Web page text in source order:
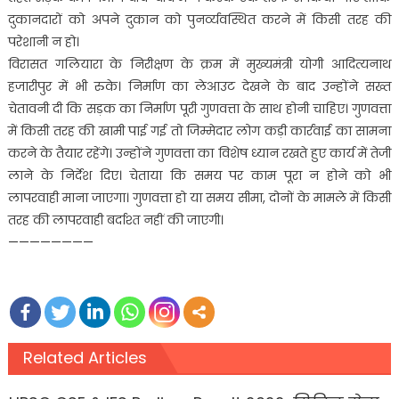
दुकानदारों को अपने दुकान को पुनर्व्यवस्थित करने में किसी तरह की
परेशानी न हो।
विरासत गलियारा के निरीक्षण के क्रम में मुख्यमंत्री योगी आदित्यनाथ
हजारीपुर में भी रुके। निर्माण का लेआउट देखने के बाद उन्होंने सख्त
चेतावनी दी कि सड़क का निर्माण पूरी गुणवत्ता के साथ होनी चाहिए। गुणवत्ता
में किसी तरह की खामी पाई गई तो जिम्मेदार लोग कड़ी कार्रवाई का सामना
करने के तैयार रहेंगे। उन्होंने गुणवत्ता का विशेष ध्यान रखते हुए कार्य में तेजी
लाने के निर्देश दिए। चेताया कि समय पर काम पूरा न होने को भी
लापरवाही माना जाएगा। गुणवत्ता हो या समय सीमा, दोनों के मामले में किसी
तरह की लापरवाही बर्दाश्त नहीं की जाएगी।
————————
Related Articles